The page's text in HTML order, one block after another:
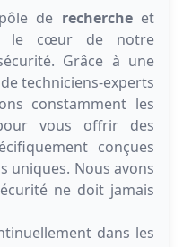
de rechercheet
le cœur de notre
Grâce à une
techniciens-experts
constamment les
vous offrir des
conçues
uniques. Nous avons
ne doit jamais
dans les